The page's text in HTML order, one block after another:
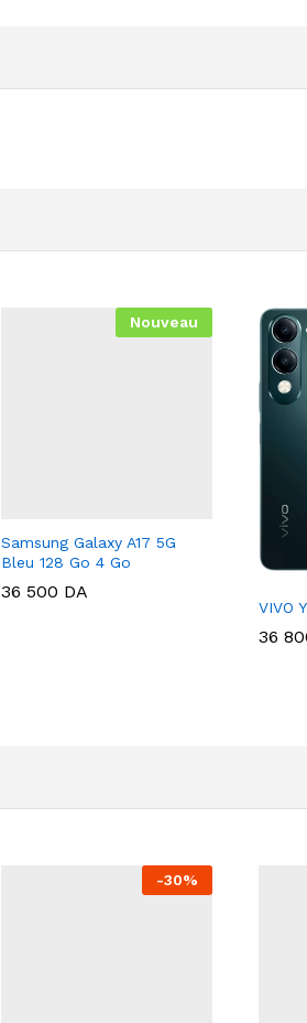
Nouveau
Samsung Galaxy A17 5G
Bleu 128 Go 4 Go
36 500 DA
VIVO
36
-30%